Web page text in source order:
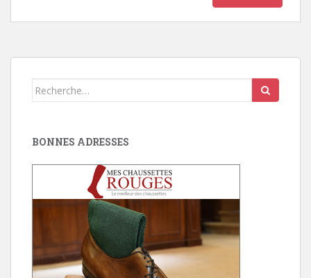
Search
BONNES ADRESSES